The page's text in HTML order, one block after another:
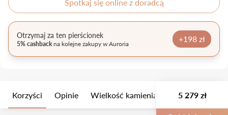
Spotkaj się online z doradcą
Otrzymaj za ten pierścionek
5% cashbackna kolejne zakupy w Auroria +198 zł
Korzyści Opinie Wielkość kamienia Opis
5 279 zł